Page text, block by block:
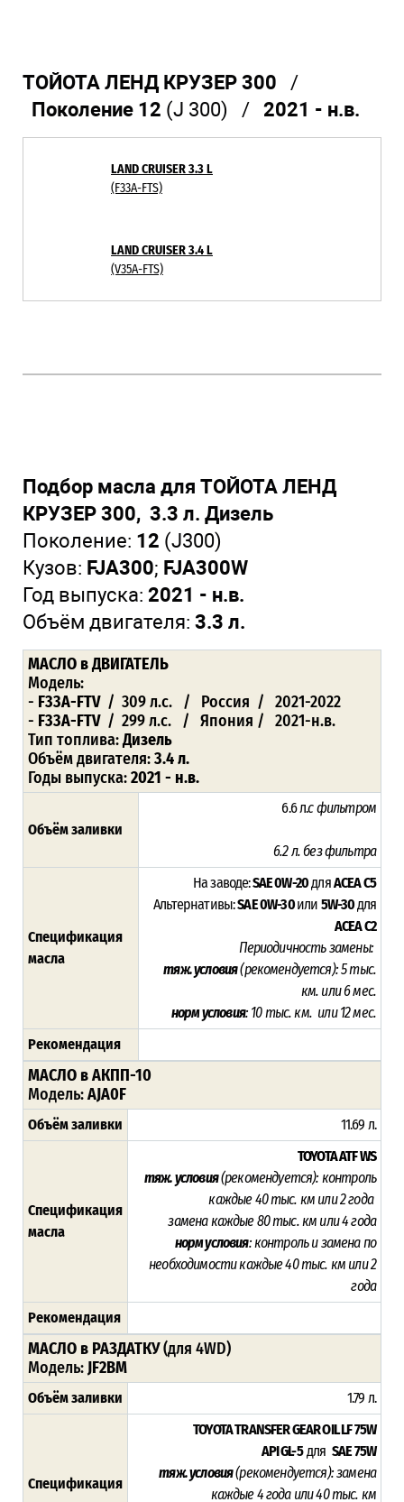
ТОЙОТА ЛЕНД КРУЗЕР 300 /
Поколение 12 (J 300) / 2021 - н.в.
LAND CRUISER 3.3 L
(F33A-FTS)
LAND CRUISER 3.4 L
(V35A-FTS)
Подбор масла для ТОЙОТА ЛЕНД
КРУЗЕР 300, 3.3 л. Дизель
Поколение: 12 (J300)
Кузов: FJA300; FJA300W
Год выпуска: 2021 - н.в.
Объём двигателя: 3.3 л.
МАСЛО в ДВИГАТЕЛЬ
Модель:
- F33A-FTV / 309 л.с. / Россия / 2021-2022
- F33A-FTV / 299 л.с. / Япония / 2021-н.в.
Тип топлива:Дизель
Объём двигателя:3.4 л.
Годы выпуска:2021 - н.в.
Объём заливки
6.6 л.с фильтром
6.2 л.без фильтра
Спецификация
масла
На заводе:SAE 0W-20дляACEA C5
Альтернативы:SAE 0W-30или 5W-30для
ACEA C2
Периодичность замены:
тяж. условия(рекомендуется):5 тыс.
км. или 6 мес.
норм условия: 10 тыс. км. или 12 мес.
Рекомендация
МАСЛО в АКПП-10
Модель:AJA0F
Объём заливки 11.69 л.
Спецификация
масла
TOYOTA ATF WS
тяж. условия(рекомендуется): контроль
каждые40 тыс. км или 2 года
замена каждые 80 тыс. км или 4 года
норм условия: контроль и замена по
необходимости каждые40 тыс. км или 2
года
Рекомендация
МАСЛО в РАЗДАТКУ(для 4WD)
Модель: JF2BM
Объём заливки 1.79 л.
Спецификация
TOYOTA TRANSFER GEAR OIL LF 75W
API GL-5для SAE 75W
тяж. условия(рекомендуется): замена
каждые4 года или 40 тыс. км